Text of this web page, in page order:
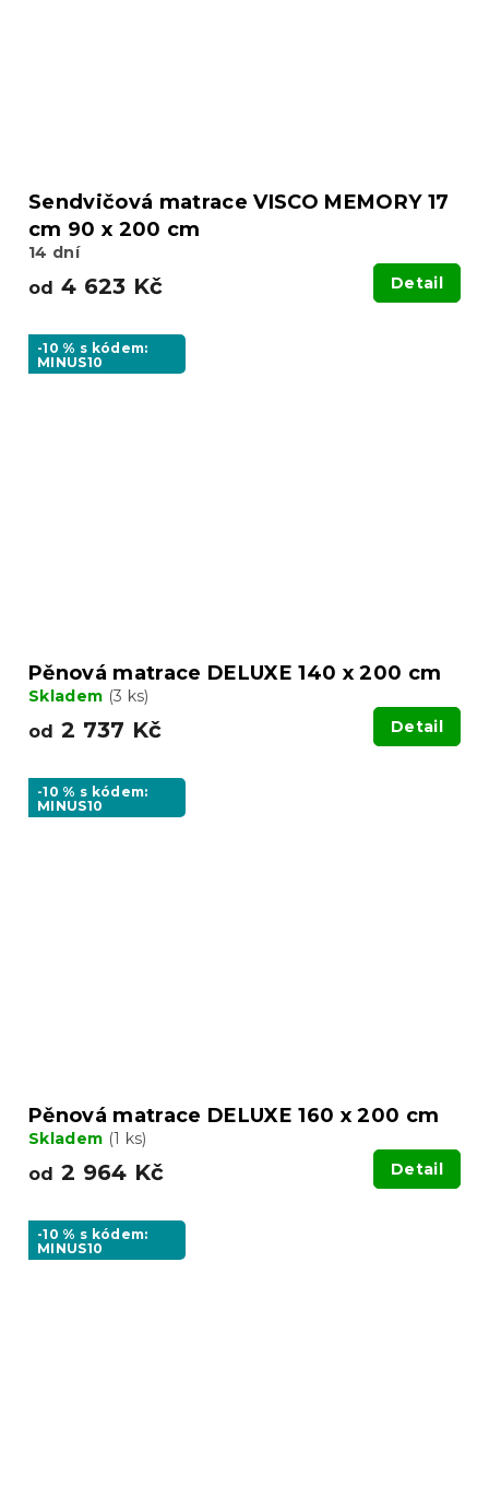
Sendvičová matrace VISCO MEMORY 17
cm 90 x 200 cm
14 dní
od 4 623 Kč Detail
-10 % s kódem:
MINUS10
Pěnová matrace DELUXE 140 x 200 cm
Skladem (3 ks)
od 2 737 Kč Detail
-10 % s kódem:
MINUS10
Pěnová matrace DELUXE 160 x 200 cm
Skladem (1 ks)
od 2 964 Kč Detail
-10 % s kódem:
MINUS10